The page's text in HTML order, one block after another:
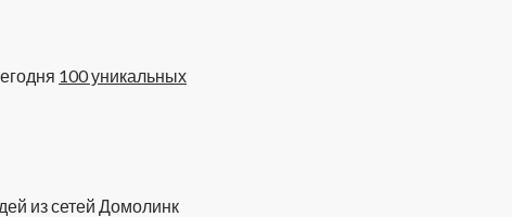
100 уникальных
из сетей Домолинк